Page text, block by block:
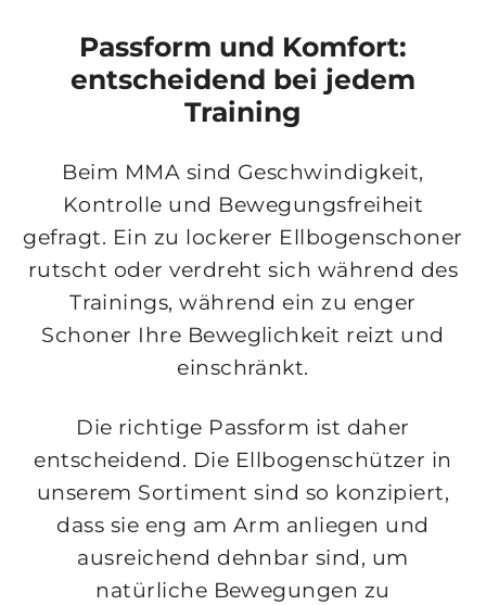
Passform und Komfort:
entscheidend bei jedem
Training
Beim MMA sind Geschwindigkeit,
Kontrolle und Bewegungsfreiheit
gefragt. Ein zu lockerer Ellbogenschoner
rutscht oder verdreht sich während des
Trainings, während ein zu enger
Schoner Ihre Beweglichkeit reizt und
einschränkt.
Die richtige Passform ist daher
entscheidend. Die Ellbogenschützer in
unserem Sortiment sind so konzipiert,
dass sie eng am Arm anliegen und
ausreichend dehnbar sind, um
natürliche Bewegungen zu